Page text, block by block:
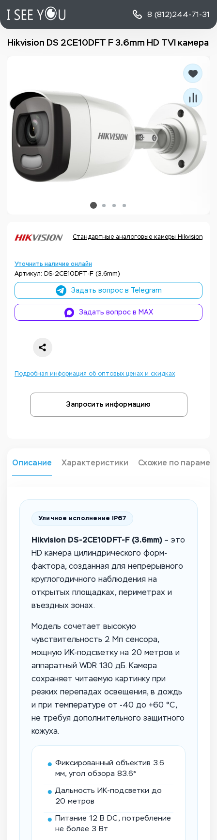
8 (812)244-71-31
Hikvision DS 2CE10DFT F 3.6mm HD TVI камера
Стандартные аналоговые камеры Hikvision
Уточнить наличие онлайн
Артикул: DS-2CE10DFT-F (3.6mm)
Задать вопрос в Telegram
Задать вопрос в MAX
Подробная информация об оптовых ценах и скидках
Запросить информацию
Описание Характеристики Схожие по
Уличное исполнение IP67
Hikvision DS-2CE10DFT-F (3.6mm) – это
HD камера цилиндрического форм-
фактора, созданная для непрерывного
круглогодичного наблюдения на
открытых площадках, периметрах и
въездных зонах.
Модель сочетает высокую
чувствительность 2 Мп сенсора,
мощную ИК-подсветку на 20 метров и
аппаратный WDR 130 дБ. Камера
сохраняет читаемую картинку при
резких перепадах освещения, в дождь
и при температуре от -40 до +60 °C,
не требуя дополнительного защитного
кожуха.
● Фиксированный объектив 3.6
мм, угол обзора 83.6°
● Дальность ИК-подсветки до
20 метров
● Питание 12 В DC, потребление
не более 3 Вт